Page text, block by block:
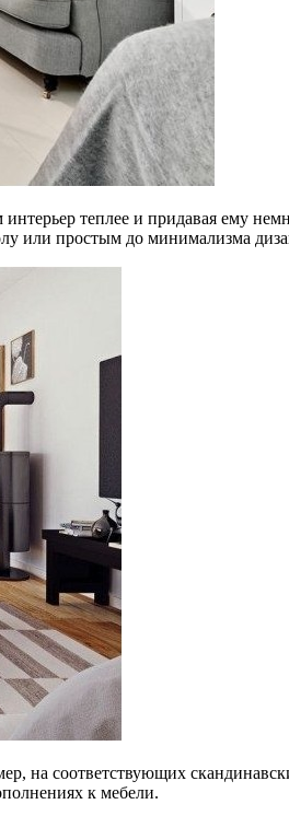
теплее и придавая ему
или простым до минимализма
на соответствующих
к мебели.